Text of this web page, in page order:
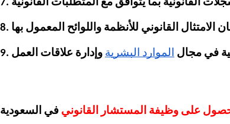
في مجال الموارد البشرية
على وظيفة المستشار القانوني في السعودية